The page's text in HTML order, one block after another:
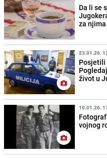
Da li se
za njima
23.01.26.
Posjetili
život u
10.01.26.
vojnog